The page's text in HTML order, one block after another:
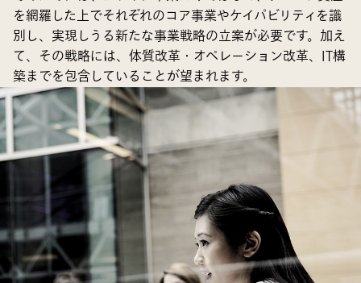
を網羅した上でそれぞれのコア事業やケイパビリティを識
別し、実現しうる新たな事業戦略の立案が必要です。加え
て、その戦略には、体質改革・オペレーション改革、IT構
築までを包含していることが望まれます。